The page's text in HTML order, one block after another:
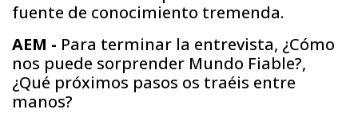
fuente de conocimiento tremenda.
AEM - Para terminar la entrevista, ¿Cómo
nos puede sorprender Mundo Fiable?,
¿Qué próximos pasos os traéis entre
manos?